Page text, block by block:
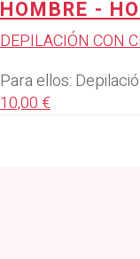
HOMBRE -
DEPILACIÓN CON
Para ellos:
10,00 €